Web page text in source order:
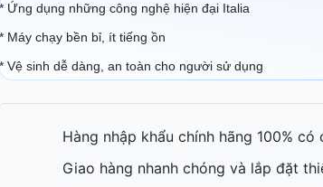
* Ứng dụng những công nghệ hiện đại Italia
* Máy chạy bền bỉ, ít tiếng ồn
* Vệ sinh dễ dàng, an toàn cho người sử dụng
Hàng nhập khẩu chính hãng 100% có
Giao hàng nhanh chóng và lắp đặt